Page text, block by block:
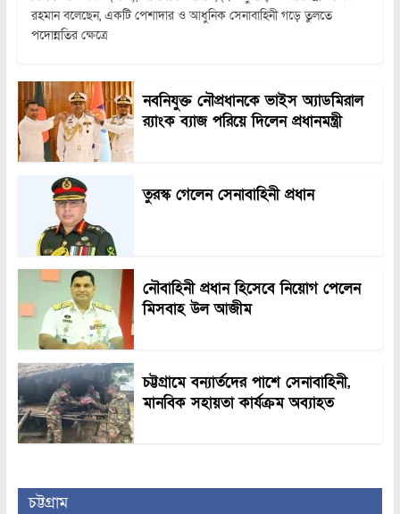
রহমান বলেছেন, একটি পেশাদার ও আধুনিক সেনাবাহিনী গড়ে তুলতে
পদোন্নতির ক্ষেত্রে
নবনিযুক্ত নৌপ্রধানকে ভাইস অ্যাডমিরাল
র‍্যাংক ব্যাজ পরিয়ে দিলেন প্রধানমন্ত্রী
তুরস্ক গেলেন সেনাবাহিনী প্রধান
নৌবাহিনী প্রধান হিসেবে নিয়োগ পেলেন
মিসবাহ উল আজীম
চট্টগ্রামে বন্যার্তদের পাশে সেনাবাহিনী,
মানবিক সহায়তা কার্যক্রম অব্যাহত
চট্টগ্রাম